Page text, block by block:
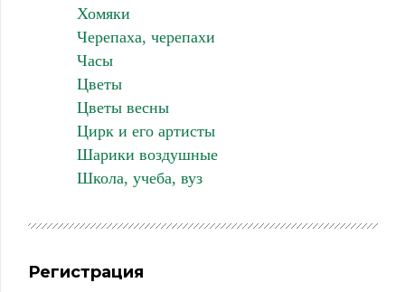
Хомяки
Черепаха, черепахи
Часы
Цветы
Цветы весны
Цирк и его артисты
Шарики воздушные
Школа, учеба, вуз
Регистрация